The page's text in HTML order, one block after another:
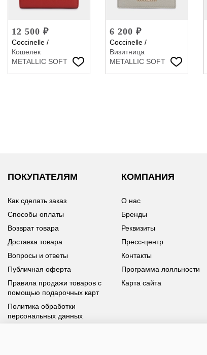
12 500 ₽
Coccinelle /
Кошелек
METALLIC SOFT
6 200 ₽
Coccinelle /
Визитница
METALLIC SOFT
ПОКУПАТЕЛЯМ
Как сделать заказ
Способы оплаты
Возврат товара
Доставка товара
Вопросы и ответы
Публичная оферта
Правила продажи товаров с
помощью подарочных карт
Политика обработки
персональных данных
КОМПАНИЯ
О нас
Бренды
Реквизиты
Пресс-центр
Контакты
Программа лояльности
Карта сайта